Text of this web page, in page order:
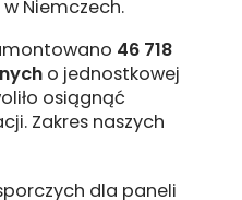
w Niemczech.
46 718
o jednostkowej
osiągnąć
Zakres naszych
dla paneli